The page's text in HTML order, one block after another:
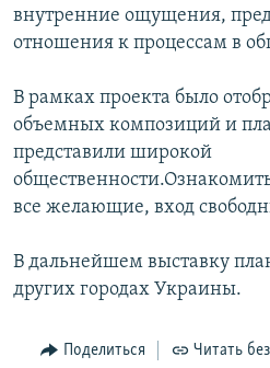
внутренние ощущения,
отношения к процессам в
В рамках проекта было
объемных композиций и
представили широкой
все желающие, вход
В дальнейшем выставку
других городах Украины.
Поделиться Читать